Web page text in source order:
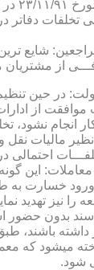
تخلفات دفاتر
شایع
از
در حین
از
انجام نشود،
مالیات نقل
این گونه
خسارت به
نیز تهدید
سند بدون حضور
میشود که
شود.